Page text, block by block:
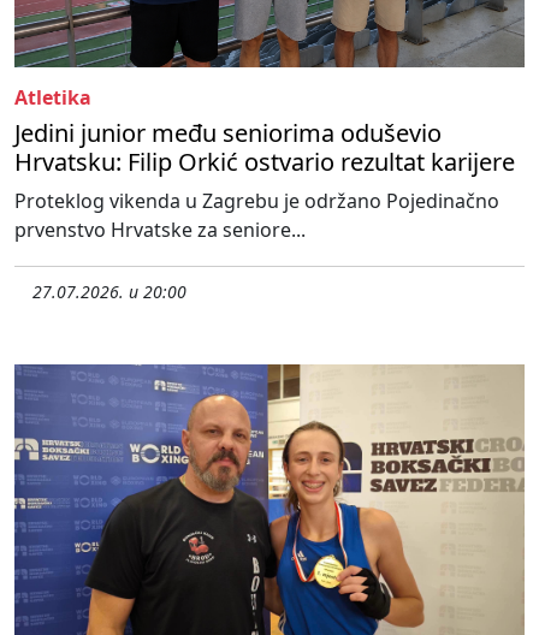
Atletika
Jedini junior među seniorima oduševio
Hrvatsku: Filip Orkić ostvario rezultat karijere
Proteklog vikenda u Zagrebu je održano Pojedinačno
prvenstvo Hrvatske za seniore...
27.07.2026. u 20:00